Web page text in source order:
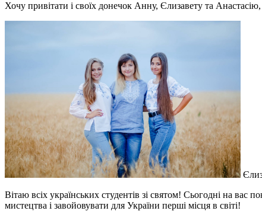
Хочу привітати і своїх донечок Анну, Єлизавету та
Вітаю всіх українських студентів зі святом! Сьогодні на вас
мистецтва і завойовувати для України перші місця в світі!